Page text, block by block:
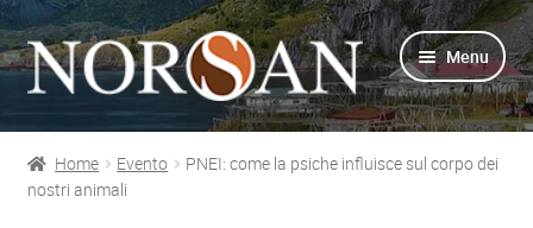
Vai
alla
navigazione
Vai
al
contenuto
Menu
Shop
Home Evento
PNEI: come la psiche influisce sul corpo dei
nostri animali